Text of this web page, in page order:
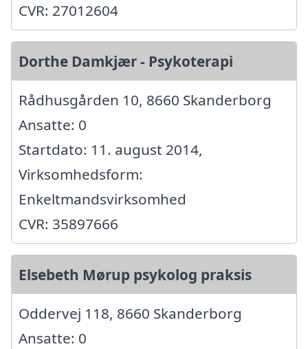
CVR: 27012604
Dorthe Damkjær - Psykoterapi
Rådhusgården 10, 8660 Skanderborg
Ansatte: 0
Startdato: 11. august 2014,
Virksomhedsform:
Enkeltmandsvirksomhed
CVR: 35897666
Elsebeth Mørup psykolog praksis
Oddervej 118, 8660 Skanderborg
Ansatte: 0